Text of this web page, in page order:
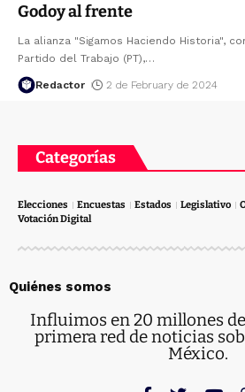
Godoy al frente
La alianza "Sigamos Haciendo Historia",
Partido del Trabajo (PT),…
Redactor 2 de February de 2024
Categorías
Elecciones Encuestas Estados Legislativo
Votación Digital
Quiénes somos
Influimos en 20 millones
primera red de noticias
México.